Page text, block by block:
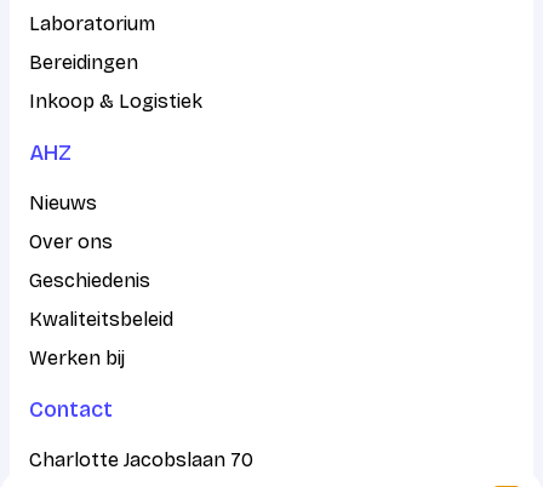
Laboratorium
Bereidingen
Inkoop & Logistiek
AHZ
Nieuws
Over ons
Geschiedenis
Kwaliteitsbeleid
Werken bij
Contact
Charlotte Jacobslaan 70